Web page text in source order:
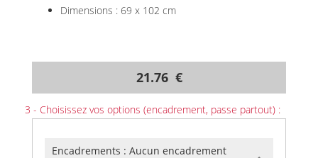
Dimensions : 69 x 102 cm
21.76 €
3 - Choisissez vos options (encadrement, passe partout) :
Encadrements : Aucun encadrement